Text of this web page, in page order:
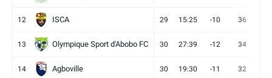
12 ISCA 29 15:25 -10 36
13 Olympique Sport d'Abobo FC 30 27:39 -12 34
14 Agboville 30 19:30 -11 32